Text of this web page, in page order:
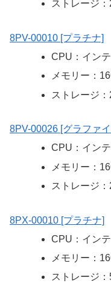
ストレージ
8PV-00010 [プラチナ]
CPU：イン
メモリー：
ストレージ
8PV-00026 [グラファ
CPU：イン
メモリー：
ストレージ
8PX-00010 [プラチナ]
CPU：イン
メモリー：
ストレージ